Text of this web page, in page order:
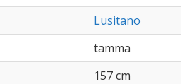
Lusitano
tamma
157 cm